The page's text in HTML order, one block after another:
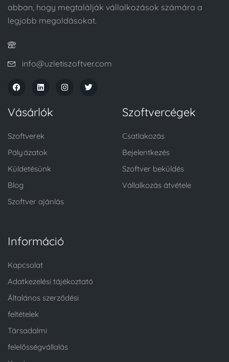
abban, hogy megtalálják vállalkozások számára a
legjobb megoldásokat.
info@uzletiszoftver.com
Vásárlók
Szoftverek
Pályázatok
Küldetésünk
Blog
Szoftver ajánlás
Szoftvercégek
Csatlakozás
Bejelentkezés
Szoftver beküldés
Vállalkozás átvétele
Információ
Kapcsolat
Adatkezelési tájékoztató
Általános szerződési
feltételek
Társadalmi
felelősségvállalás